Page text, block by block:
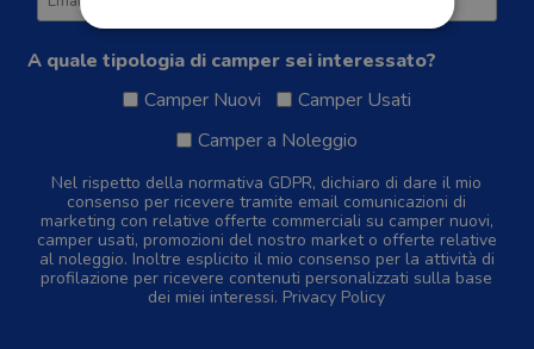
A quale tipologia di camper sei interessato?
Camper Nuovi
Camper Usati
Camper a Noleggio
Nel rispetto della normativa GDPR, dichiaro di dare il mio
consenso per ricevere tramite email comunicazioni di
marketing con relative offerte commerciali su camper nuovi,
camper usati, promozioni del nostro market o offerte relative
al noleggio. Inoltre esplicito il mio consenso per la attività di
profilazione per ricevere contenuti personalizzati sulla base
dei miei interessi. Privacy Policy